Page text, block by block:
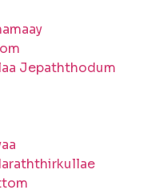
Jepaththodum